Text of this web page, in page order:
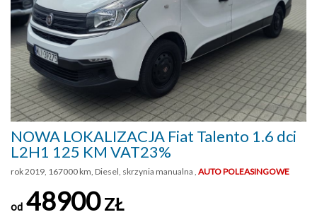
NOWA LOKALIZACJA Fiat Talento 1.6 dci
L2H1 125 KM VAT23%
rok 2019, 167000 km, Diesel, skrzynia manualna , AUTO POLEASINGOWE
od 48900ZŁ